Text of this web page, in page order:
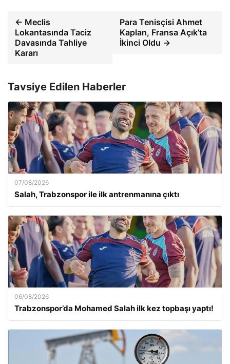
← Meclis
Lokantasında Taciz
Davasında Tahliye
Kararı
Para Tenisçisi Ahmet
Kaplan, Fransa Açık’ta
İkinci Oldu →
Tavsiye Edilen Haberler
07/08/2026
Salah, Trabzonspor ile ilk antrenmanına çıktı
06/08/2026
Trabzonspor’da Mohamed Salah ilk kez topbaşı yaptı!